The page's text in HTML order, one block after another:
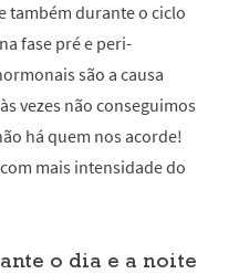
também durante o ciclo
fase pré e peri-
são a causa
vezes não conseguimos
há quem nos acorde!
mais intensidade do
o dia e a noite